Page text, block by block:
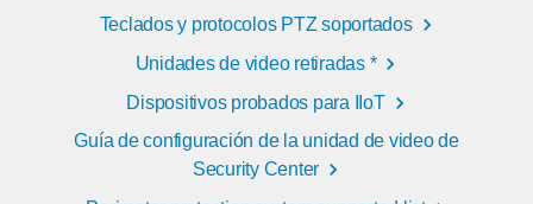
Teclados y protocolos PTZ soportados
Unidades de video retiradas *
Dispositivos probados para IIoT
Guía de configuración de la unidad de video de
Security Center